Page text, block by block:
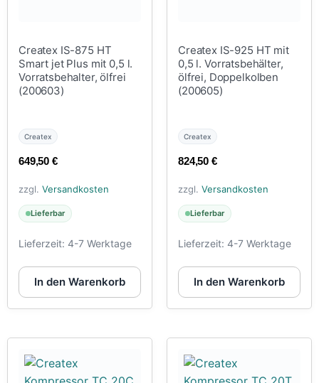
Createx IS-875 HT
Smart jet Plus mit 0,5 l.
Vorratsbehalter, ölfrei
(200603)
Createx
649,50 €
zzgl. Versandkosten
Lieferbar
Lieferzeit: 4-7 Werktage
In den Warenkorb
Createx IS-925 HT mit
0,5 l. Vorratsbehälter,
ölfrei, Doppelkolben
(200605)
Createx
824,50 €
zzgl. Versandkosten
Lieferbar
Lieferzeit: 4-7 Werktage
In den Warenkorb